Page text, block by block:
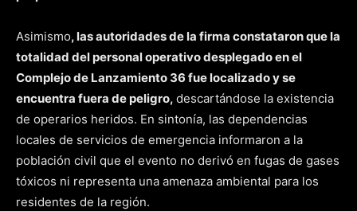
Asimismo, las autoridades de la firma constataron que la
totalidad del personal operativo desplegado en el
Complejo de Lanzamiento 36 fue localizado y se
encuentra fuera de peligro, descartándose la existencia
de operarios heridos. En sintonía, las dependencias
locales de servicios de emergencia informaron a la
población civil que el evento no derivó en fugas de gases
tóxicos ni representa una amenaza ambiental para los
residentes de la región.